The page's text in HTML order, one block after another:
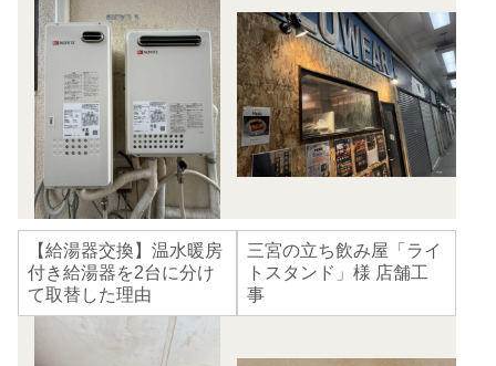
【給湯器交換】温水暖房
付き給湯器を2台に分け
て取替した理由
三宮の立ち飲み屋「ライ
トスタンド」様 店舗工
事